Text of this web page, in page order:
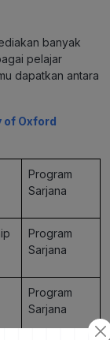
banyak
pelajar
dapatkan antara
of Oxford
Program
Sarjana
Program
Sarjana
Program
Sarjana